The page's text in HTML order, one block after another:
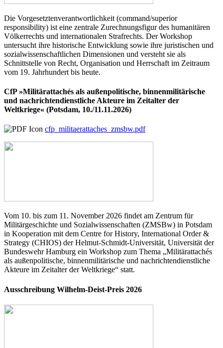
Die Vorgesetztenverantwortlichkeit (command/superior
responsibility) ist eine zentrale Zurechnungsfigur des humanitären
Völkerrechts und internationalen Strafrechts. Der Workshop
untersucht ihre historische Entwicklung sowie ihre juristischen und
sozialwissenschaftlichen Dimensionen und versteht sie als
Schnittstelle von Recht, Organisation und Herrschaft im Zeitraum
vom 19. Jahrhundert bis heute.
CfP »Militärattachés als außenpolitische, binnenmilitärische
und nachrichtendienstliche Akteure im Zeitalter der
Weltkriege« (Potsdam, 10./11.11.2026)
cfp_militaerattaches_zmsbw.pdf
Vom 10. bis zum 11. November 2026 findet am Zentrum für
Militärgeschichte und Sozialwissenschaften (ZMSBw) in Potsdam
in Kooperation mit dem Centre for History, International Order &
Strategy (CHIOS) der Helmut-Schmidt-Universität, Universität der
Bundeswehr Hamburg ein Workshop zum Thema „Militärattachés
als außenpolitische, binnenmilitärische und nachrichtendienstliche
Akteure im Zeitalter der Weltkriege“ statt.
Ausschreibung Wilhelm-Deist-Preis 2026